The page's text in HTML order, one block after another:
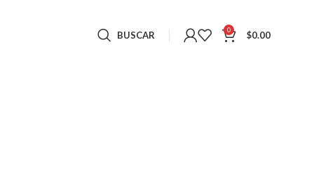
BUSCAR 0 $0.00